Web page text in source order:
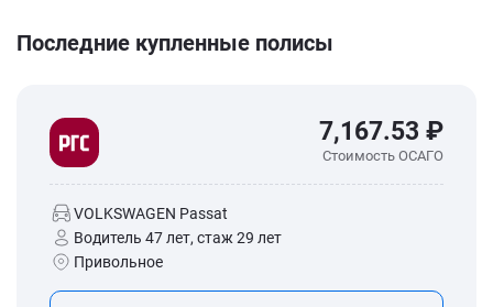
Последние купленные полисы
7,167.53 ₽
Стоимость ОСАГО
VOLKSWAGEN Passat
Водитель 47 лет, стаж 29 лет
Привольное